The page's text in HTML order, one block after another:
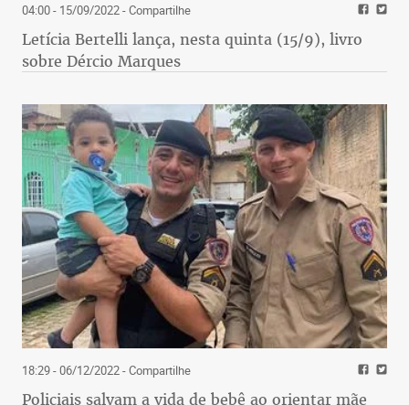
04:00 - 15/09/2022- Compartilhe
Letícia Bertelli lança, nesta quinta (15/9), livro
sobre Dércio Marques
18:29 - 06/12/2022- Compartilhe
Policiais salvam a vida de bebê ao orientar mãe